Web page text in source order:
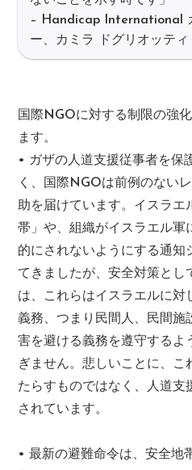
– Handicap International
ー、カミラ ドグリオッティ
国際NGOに対する制限の強
ます。
• ガザの人道支援従事者を保
く、国際NGOは前例のない
助を届けています。イスラエ
帯」や、組織がイスラエル軍
的にされないようにする通知
てきましたが、安全対策とし
は、これらはイスラエルに対
義務、つまり民間人、民間施
害を避ける義務を遵守するよ
ぎません。悲しいことに、こ
たらすものではなく、人道支
されています。
• 最新の避難命令は、安全地